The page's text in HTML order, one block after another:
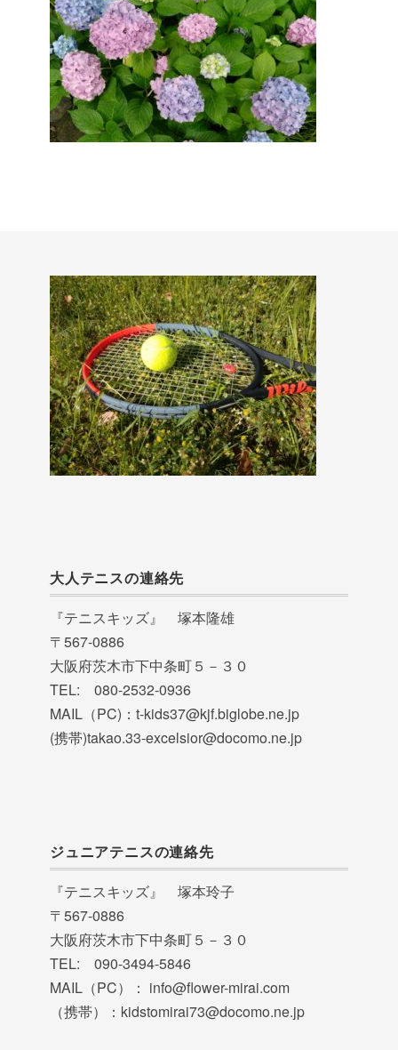
大人テニスの連絡先
『テニスキッズ』 塚本隆雄
〒567-0886
大阪府茨木市下中条町５－３０
TEL: 080-2532-0936
MAIL（PC)：t-kids37@kjf.biglobe.ne.jp
(携帯)takao.33-excelsior@docomo.ne.jp
ジュニアテニスの連絡先
『テニスキッズ』 塚本玲子
〒567-0886
大阪府茨木市下中条町５－３０
TEL: 090-3494-5846
MAIL（PC）： info@flower-mirai.com
（携帯）：kidstomirai73@docomo.ne.jp